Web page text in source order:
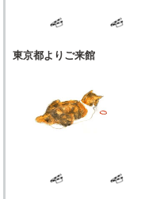
東京都よりご来館